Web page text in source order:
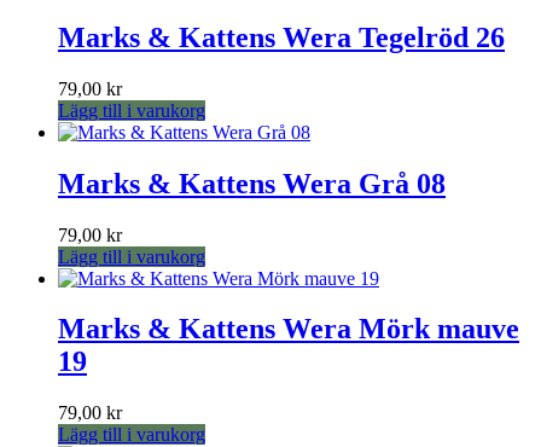
Marks & Kattens Wera Tegelröd 26
79,00 kr
Lägg till i varukorg
Marks & Kattens Wera Grå 08
79,00 kr
Lägg till i varukorg
Marks & Kattens Wera Mörk mauve
19
79,00 kr
Lägg till i varukorg